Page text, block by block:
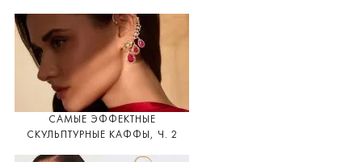
САМЫЕ ЭФФЕКТНЫЕ
СКУЛЬПТУРНЫЕ КАФФЫ, Ч. 2